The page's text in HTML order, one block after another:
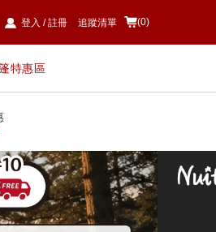
(0)
登入 / 註冊 追蹤清單
特惠區